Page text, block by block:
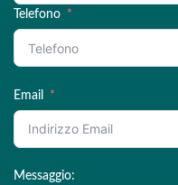
Telefono
Email
Messaggio: